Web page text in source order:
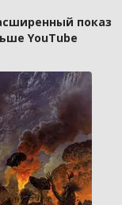
показ
YouTube